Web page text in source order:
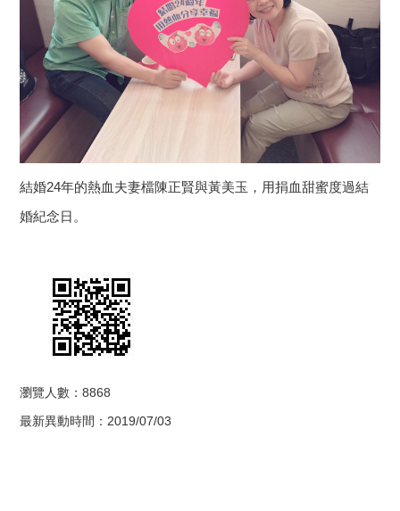
結婚24年的熱血夫妻檔陳正賢與黃美玉，用捐血甜蜜度過結
婚紀念日。
瀏覽人數：8868
最新異動時間：2019/07/03